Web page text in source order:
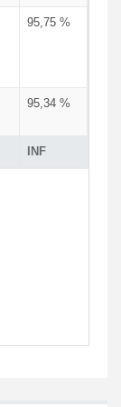
INF
95,75 %
95,34 %